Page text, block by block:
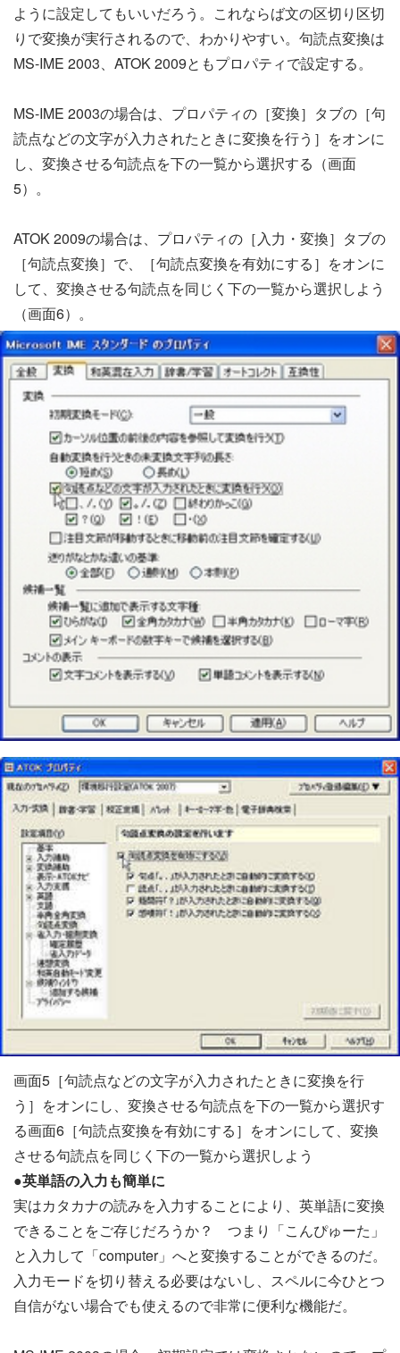
ように設定してもいいだろう。これならば文の区切り区切
りで変換が実行されるので、わかりやすい。句読点変換は
MS-IME 2003、ATOK 2009ともプロパティで設定する。
MS-IME 2003の場合は、プロパティの［変換］タブの［句
読点などの文字が入力されたときに変換を行う］をオンに
し、変換させる句読点を下の一覧から選択する（画面
5）。
ATOK 2009の場合は、プロパティの［入力・変換］タブの
［句読点変換］で、［句読点変換を有効にする］をオンに
して、変換させる句読点を同じく下の一覧から選択しよう
（画面6）。
画面5［句読点などの文字が入力されたときに変換を行
う］をオンにし、変換させる句読点を下の一覧から選択す
る画面6［句読点変換を有効にする］をオンにして、変換
させる句読点を同じく下の一覧から選択しよう
●英単語の入力も簡単に
実はカタカナの読みを入力することにより、英単語に変換
できることをご存じだろうか？ つまり「こんぴゅーた」
と入力して「computer」へと変換することができるのだ。
入力モードを切り替える必要はないし、スペルに今ひとつ
自信がない場合でも使えるので非常に便利な機能だ。